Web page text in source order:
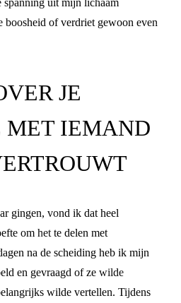
boosheid of verdriet gewoon even
JE
MET IEMAND
gingen, vond ik dat heel
om het te delen met
na de scheiding heb ik mijn
en gevraagd of ze wilde
wilde vertellen. Tijdens